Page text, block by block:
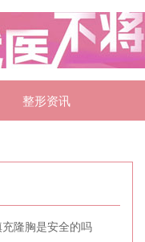
整形资讯
隆胸是安全的吗